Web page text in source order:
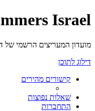
Israel
מועדון המעריצים הרשמי
דילוג לתוכן
קישורים מהירים
שאלות נפוצות
התחברות